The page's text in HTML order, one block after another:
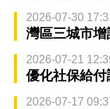
2026-07-30
灣區三城市
2026-07-21
優化社保給
2026-07-17